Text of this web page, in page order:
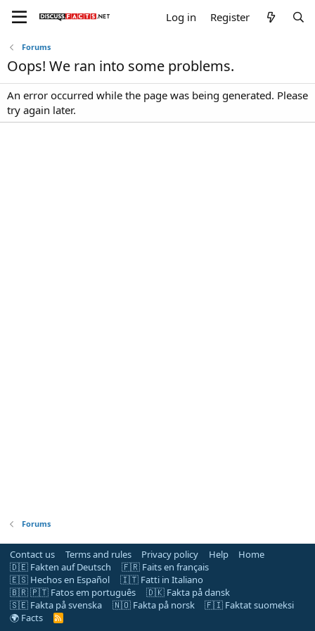
Log in Register
Forums
Oops! We ran into some problems.
An error occurred while the page was being generated. Please
try again later.
Forums
Contact us Terms and rules Privacy policy Help
Home
🇩🇪 Fakten auf Deutsch
🇫🇷 Faits en français
🇪🇸 Hechos en Español
🇮🇹 Fatti in Italiano
🇧🇷 🇵🇹 Fatos em português
🇩🇰 Fakta på dansk
🇸🇪 Fakta på svenska
🇳🇴 Fakta på norsk
🇫🇮 Faktat suomeksi
🌍 Facts
R